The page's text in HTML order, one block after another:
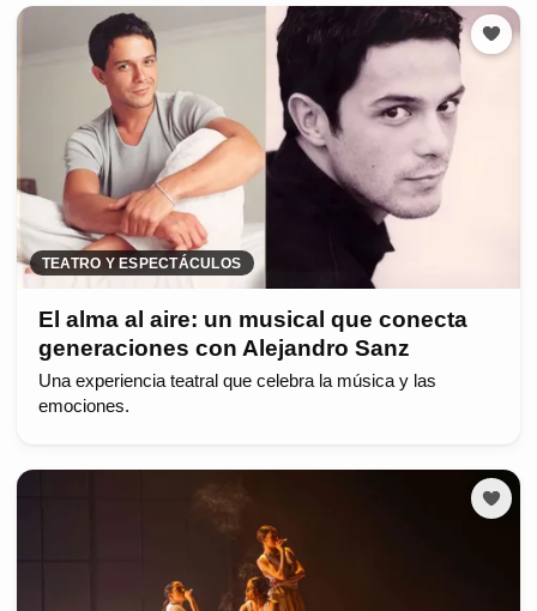
TEATRO Y ESPECTÁCULOS
El alma al aire: un musical que conecta
generaciones con Alejandro Sanz
Una experiencia teatral que celebra la música y las
emociones.